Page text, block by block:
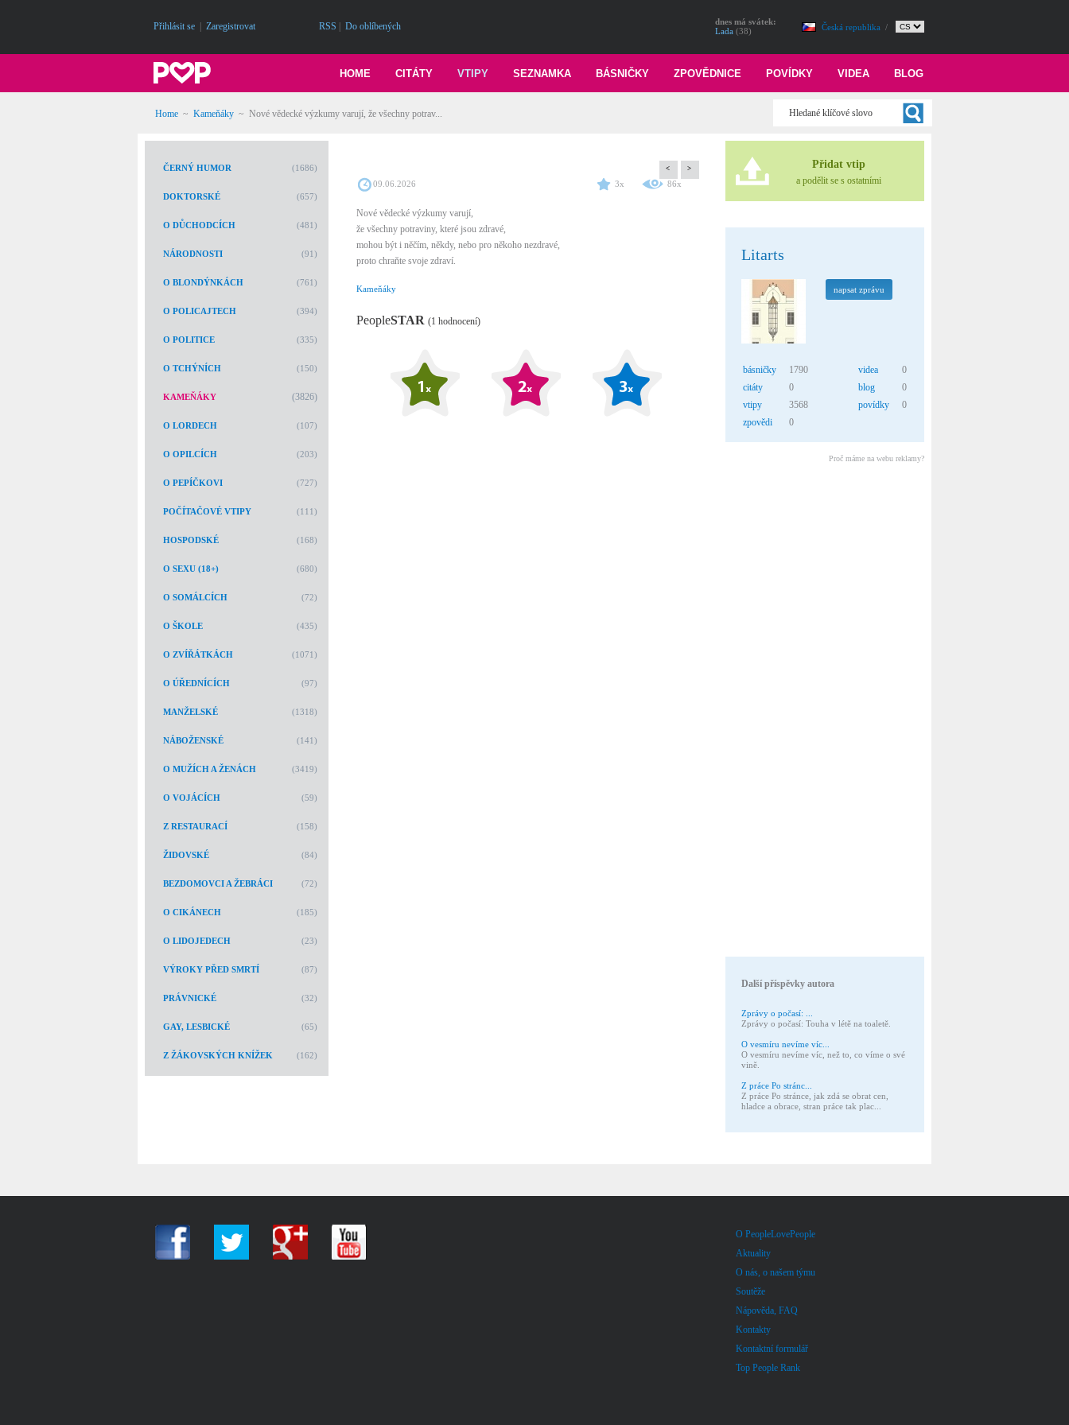
Přihlásit se Zaregistrovat RSS Do oblíbených Česká republika /
dnes má svátek:
Lada (38)
BLOG
VIDEA
POVÍDKY
ZPOVĚDNICE
BÁSNIČKY
SEZNAMKA
VTIPY
CITÁTY
HOME
Home ~ Kameňáky ~ Nové vědecké výzkumy varují, že všechny potrav...
ČERNÝ HUMOR (1686)
DOKTORSKÉ (657)
O DŮCHODCÍCH (481)
NÁRODNOSTI (91)
O BLONDÝNKÁCH (761)
O POLICAJTECH (394)
O POLITICE (335)
O TCHÝNÍCH (150)
KAMEŇÁKY (3826)
O LORDECH (107)
O OPILCÍCH (203)
O PEPÍČKOVI (727)
POČÍTAČOVÉ VTIPY (111)
HOSPODSKÉ (168)
O SEXU (18+) (680)
O SOMÁLCÍCH (72)
O ŠKOLE (435)
O ZVÍŘÁTKÁCH (1071)
O ÚŘEDNÍCÍCH (97)
MANŽELSKÉ (1318)
NÁBOŽENSKÉ (141)
O MUŽÍCH A ŽENÁCH (3419)
O VOJÁCÍCH (59)
Z RESTAURACÍ (158)
ŽIDOVSKÉ (84)
BEZDOMOVCI A ŽEBRÁCI (72)
O CIKÁNECH (185)
O LIDOJEDECH (23)
VÝROKY PŘED SMRTÍ (87)
PRÁVNICKÉ (32)
GAY, LESBICKÉ (65)
Z ŽÁKOVSKÝCH KNÍŽEK (162)
< >
09.06.2026 3x 86x
Nové vědecké výzkumy varují,
že všechny potraviny, které jsou zdravé,
mohou být i něčím, někdy, nebo pro někoho nezdravé,
proto chraňte svoje zdraví.
Kameňáky
PeopleSTAR (1 hodnocení)
Přidat vtip
a podělit se s ostatními
Litarts
napsat zprávu
básničky
1790
citáty
0
vtipy
3568
zpovědi
0
videa
0
blog
0
povídky
0
Proč máme na webu reklamy?
Další příspěvky autora
Zprávy o počasí: ...
Zprávy o počasí: Touha v létě na toaletě.
O vesmíru nevíme víc...
O vesmíru nevíme víc, než to, co víme o své
vině.
Z práce Po stránc...
Z práce Po stránce, jak zdá se obrat cen,
hladce a obrace, stran práce tak plac...
O PeopleLovePeople
Aktuality
O nás, o našem týmu
Soutěže
Nápověda, FAQ
Kontakty
Kontaktní formulář
Top People Rank